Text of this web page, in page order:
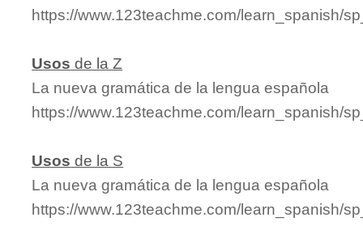
https://www.123teachme.com/learn_spanish/
Usos de la Z
La nueva gramática de la lengua española
https://www.123teachme.com/learn_spanish/
Usos de la S
La nueva gramática de la lengua española
https://www.123teachme.com/learn_spanish/